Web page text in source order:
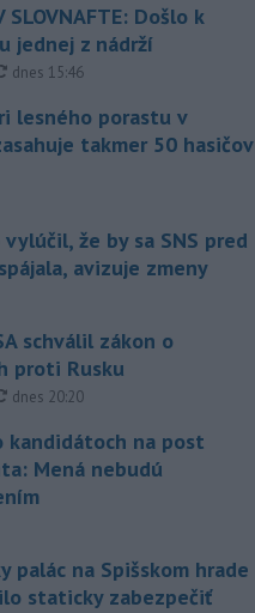
SLOVNAFTE: Došlo k
jednej z nádrží
aktualizované
dnes 15:46
lesného porastu v
takmer 50 hasičov
vylúčil, že by sa SNS pred
avizuje zmeny
schválil zákon o
proti Rusku
aktualizované
dnes 20:20
kandidátoch na post
Mená nebudú
palác na Spišskom hrade
staticky zabezpečiť